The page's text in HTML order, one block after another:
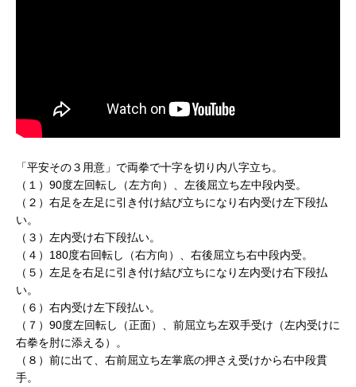
「平安その３用意」で両拳で十字を切り内八字立ち。
（１）90度左回転し（左方向）、左後屈立ち左中段内受。
（２）右足を左足に引き付け結び立ちになり右内受け左下段払
い。
（３）左内受け右下段払い。
（４）180度右回転し（右方向）、右後屈立ち右中段内受。
（５）左足を右足に引き付け結び立ちになり左内受け右下段払
い。
（６）右内受け左下段払い。
（７）90度左回転し（正面）、前屈立ち左双手受け（左内受けに
右拳を肘に添える）。
（８）前に出て、右前屈立ち左掌底の押さえ受けから右中段貫
手。